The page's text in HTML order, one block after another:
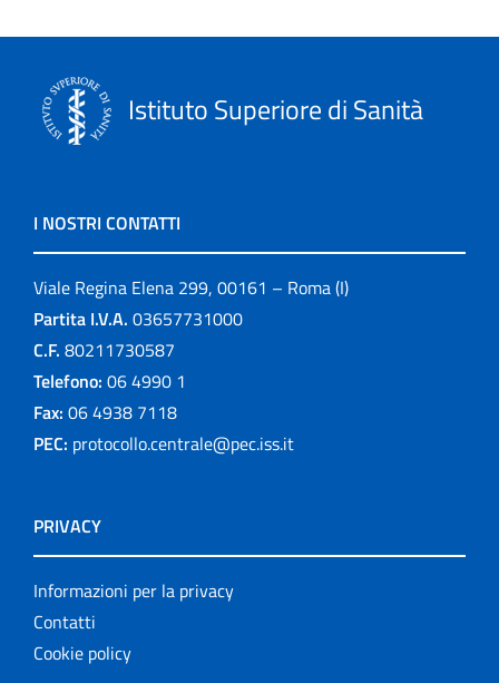
Istituto Superiore di Sanità
I NOSTRI CONTATTI
Viale Regina Elena 299, 00161 – Roma (I)
Partita I.V.A. 03657731000
C.F. 80211730587
Telefono: 06 4990 1
Fax: 06 4938 7118
PEC: protocollo.centrale@pec.iss.it
PRIVACY
Informazioni per la privacy
Contatti
Cookie policy